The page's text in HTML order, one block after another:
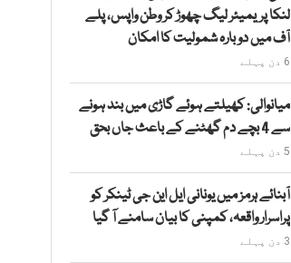
لنکا پریمیئر لیگ چھوڑ کر وطن واپس، پلے
آف میں دوبارہ شمولیت کا امکان
6 دن پہلے
میانوالی: کھیلتے ہوئے گاڑی میں بند ہونے
سے 4 بچے دم گھٹنے کے باعث جاں بحق
5 دن پہلے
آبنائے ہرمز میں یونانی ایل این جی ٹینکر کو
پراسرار واقعہ، کمپنی کا بیان سامنے آ گیا
3 دن پہلے